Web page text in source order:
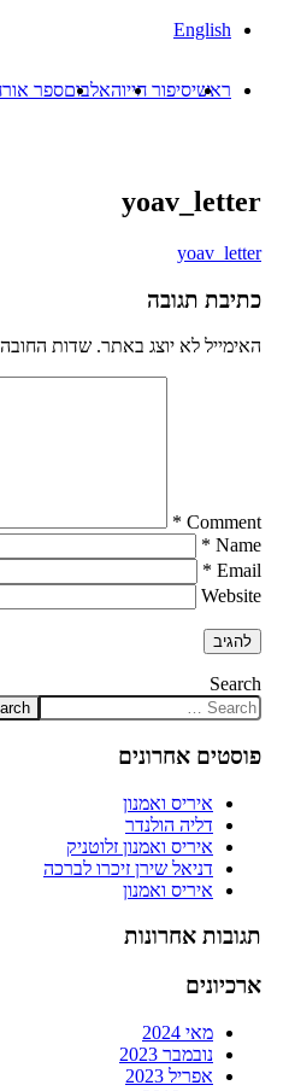
English
ראשיסיפור חייוהאלבוםספר
yoav_letter
yoav_letter
כתיבת תגובה
האימייל לא יוצג באתר. שדות החובה
Comment
*
Name
*
Email
*
Website
Search
פוסטים אחרונים
איריס ואמנון
דליה הולנדר
איריס ואמנון זלוטניק
דניאל שירן זיכרו לברכה
איריס ואמנון
תגובות אחרונות
ארכיונים
מאי 2024
נובמבר 2023
אפריל 2023